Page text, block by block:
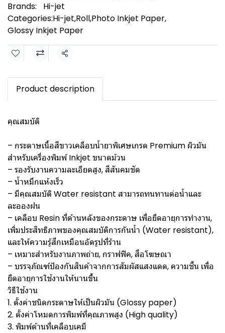
Brands:
Hi-jet
Categories:Hi-jet,Roll,Photo Inkjet Paper,
Glossy Inkjet Paper
Share
Product description
คุณสมบัติ
– กระดาษเนื้อสีขาวเคลือบน้ำยาพิเศษเกรด Premium ผิวมัน
สำหรับเครื่องพิมพ์ Inkjet ขนาดม้วน
– รองรับงานความละเอียดสูง, สีสันคมชัด
– น้ำหมึกแห้งเร็ว
– มีคุณสมบัติ Water resistant สามารถทนทานต่อน้ำและ
ละอองฝน
– เคลือบ Resin ที่ด้านหลังของกระดาษ เพื่อยืดอายุการทำงาน,
เพิ่มประสิทธิภาพของคุณสมบัติการกันน้ำ (Water resistant),
และให้ความรู้สึกเหมือนอัดรูปที่ร้าน
– เหมาะสำหรับงานภาพถ่าย, กราฟฟิค, สื่อโฆษณา
– บรรจุภัณฑ์ป้องกันสินค้าจากการสัมผัสแสงแดด, ความชื้น เพื่อ
ยืดอายุการใช้งานให้นานขึ้น
วิธีใช้งาน
1. ตั้งค่าชนิดกระดาษให้เป็นผิวมัน (Glossy paper)
2. ตั้งค่าโหมดการพิมพ์ที่คุณภาพสูง (High quality)
3. พิมพ์ด้านที่เคลือบเคมี